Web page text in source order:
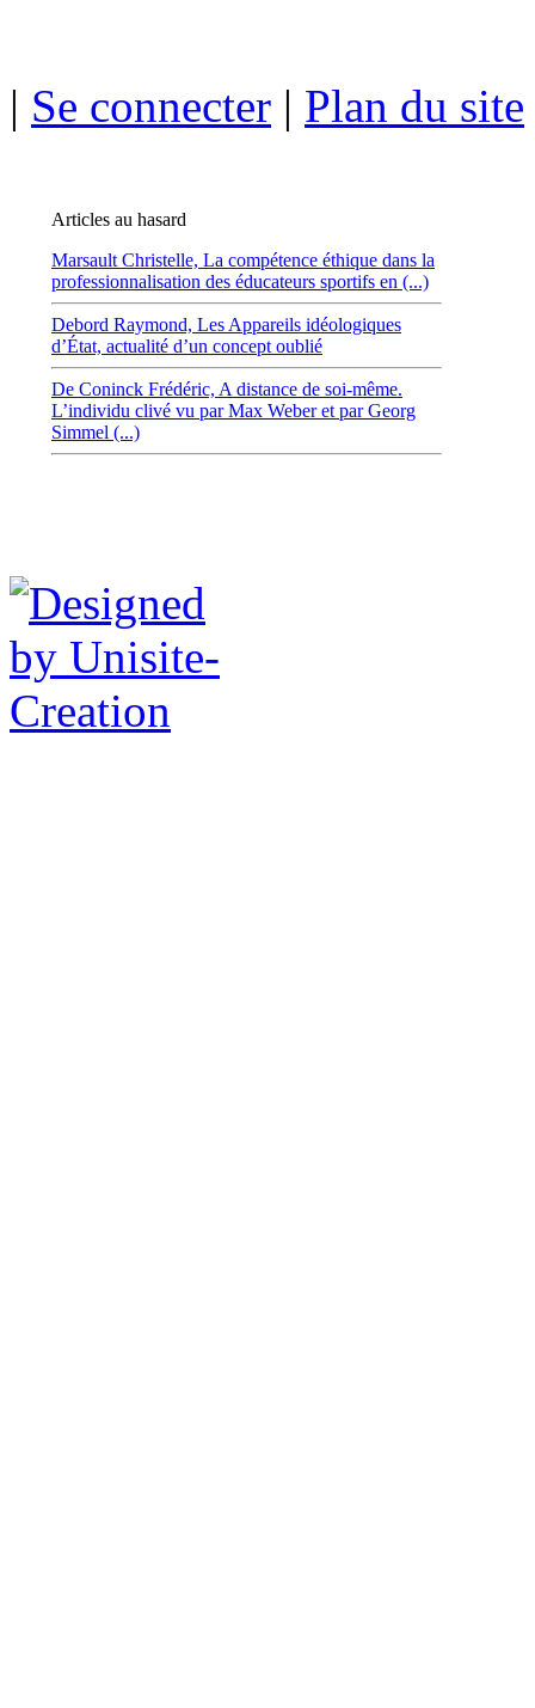
| Se connecter | Plan du site
Articles au hasard
Marsault Christelle, La compétence éthique dans la
professionnalisation des éducateurs sportifs en (...)
Debord Raymond, Les Appareils idéologiques
d’État, actualité d’un concept oublié
De Coninck Frédéric, A distance de soi-même.
L’individu clivé vu par Max Weber et par Georg
Simmel (...)